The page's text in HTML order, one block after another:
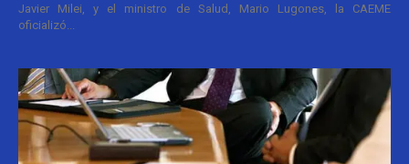
Javier Milei, y el ministro de Salud, Mario Lugones, la CAEME
oficializó...